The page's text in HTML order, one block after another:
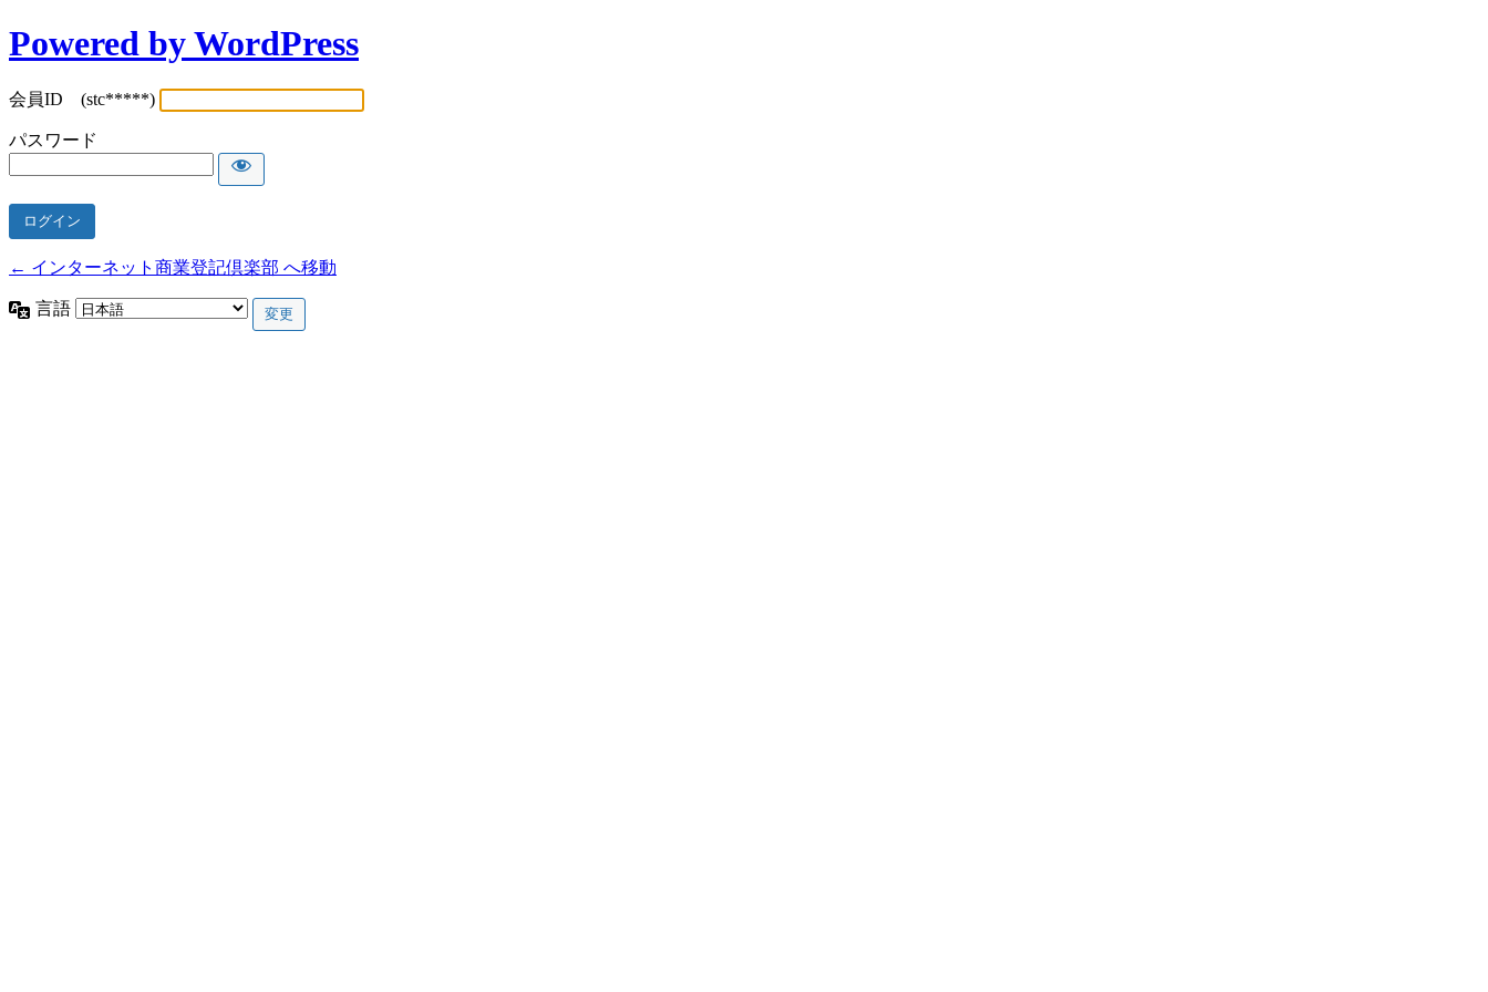
Powered by WordPress
会員ID (stc*****)
パスワード
← インターネット商業登記倶楽部 へ移動
言語